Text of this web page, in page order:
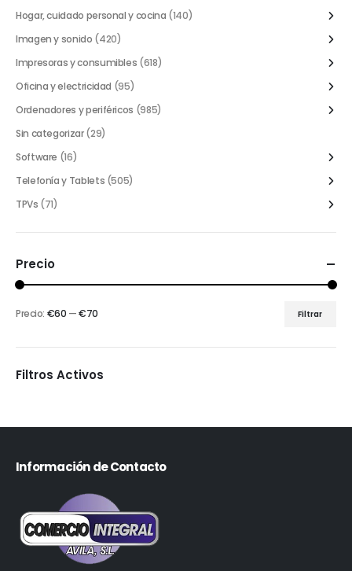
Hogar, cuidado personal y cocina (140)
Imagen y sonido (420)
Impresoras y consumibles (618)
Oficina y electricidad (95)
Ordenadores y periféricos (985)
Sin categorizar(29)
Software (16)
Telefonía y Tablets (505)
TPVs (71)
Precio
Filtrar
Precio: €60 —€70
Filtros Activos
Información de Contacto